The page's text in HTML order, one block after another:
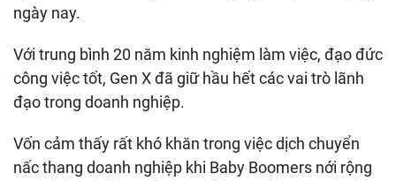
ngày nay.
Với trung bình 20 năm kinh nghiệm làm việc, đạo đức
công việc tốt, Gen X đã giữ hầu hết các vai trò lãnh
đạo trong doanh nghiệp.
Vốn cảm thấy rất khó khăn trong việc dịch chuyển
nấc thang doanh nghiệp khi Baby Boomers nới rộng